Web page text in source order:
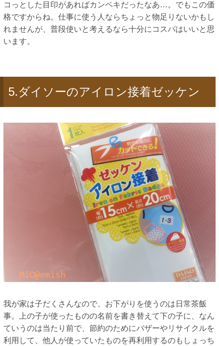
コっとした目印があればカンペキだったなあ…。でもこの価
格ですからね。仕事に使う人ならちょっと物足りないかもし
れませんが、普段使いと考えるなら十分にコスパはいいと思
います。
5.ダイソーのアイロン接着ゼッケン
我が家は子だくさんなので、お下がりを使うのは日常茶飯
事。上の子が使ったものの名前を書き替えて下の子に、なん
ていうのは当たり前で、節約のためにバザーやリサイクルを
利用して、他人が使っていたものを再利用するのもしょっち